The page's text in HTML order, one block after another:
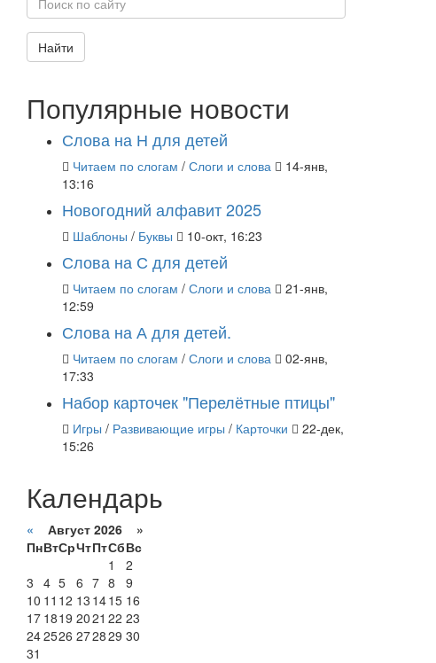
Найти
Популярные новости
Слова на Н для детей
Читаем по слогам / Слоги и слова
14-янв,
13:16
Новогодний алфавит 2025
Шаблоны / Буквы 10-окт, 16:23
Слова на С для детей
Читаем по слогам / Слоги и слова
21-янв,
12:59
Слова на А для детей.
Читаем по слогам / Слоги и слова
02-янв,
17:33
Набор карточек "Перелётные птицы"
Игры / Развивающие игры / Карточки
22-дек,
15:26
Календарь
« Август 2026 »
ПнВтСрЧтПтСбВс
1
2
3 4 5 6 7 8
9
10 11 12 13 1415 16
17 1819 2021 22 23
242526 272829 30
31